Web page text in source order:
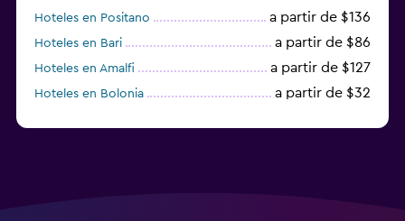
Hoteles en Positano a partir de $136
Hoteles en Bari a partir de $86
Hoteles en Amalfi a partir de $127
Hoteles en Bolonia a partir de $32